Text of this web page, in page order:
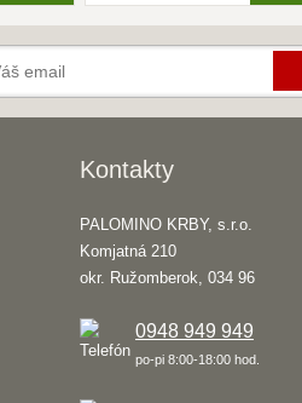
Kontakty
PALOMINO KRBY, s.r.o.
Komjatná 210
okr. Ružomberok, 034 96
0948 949 949
po-pi 8:00-18:00 hod.